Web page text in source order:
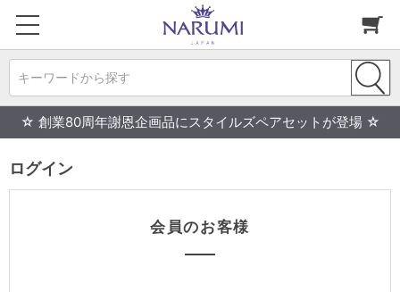
キーワードから探す
☆ 創業80周年謝恩企画品にスタイルズペアセットが登場 ☆
ログイン
会員のお客様